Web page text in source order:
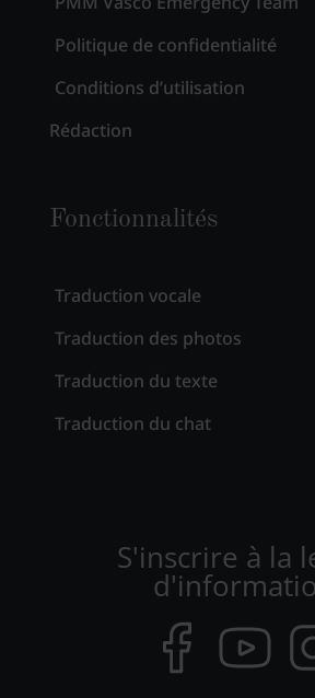
Politique de confidentialité
Conditions d’utilisation
Rédaction
Fonctionnalités
Traduction vocale
Traduction des photos
Traduction du texte
Traduction du chat
S'inscrire à la